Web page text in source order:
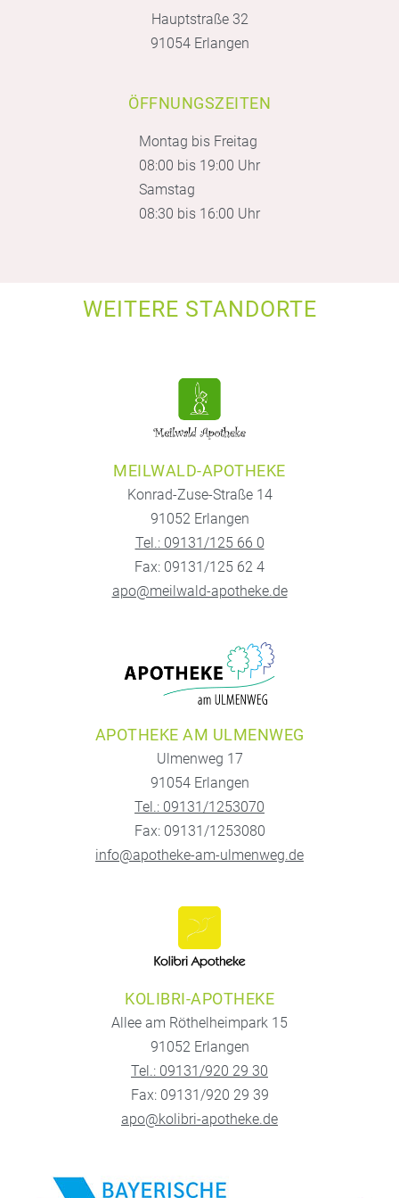
Hauptstraße 32
91054 Erlangen
ÖFFNUNGSZEITEN
Montag bis Freitag
08:00 bis 19:00 Uhr
Samstag
08:30 bis 16:00 Uhr
WEITERE STANDORTE
MEILWALD-APOTHEKE
Konrad-Zuse-Straße 14
91052 Erlangen
Tel.: 09131/125 66 0
Fax: 09131/125 62 4
apo@meilwald-apotheke.de
APOTHEKE AM ULMENWEG
Ulmenweg 17
91054 Erlangen
Tel.: 09131/1253070
Fax: 09131/1253080
info@apotheke-am-ulmenweg.de
KOLIBRI-APOTHEKE
Allee am Röthelheimpark 15
91052 Erlangen
Tel.: 09131/920 29 30
Fax: 09131/920 29 39
apo@kolibri-apotheke.de